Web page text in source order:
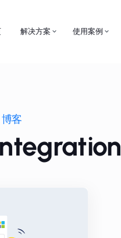
解决方案 使用案例
客